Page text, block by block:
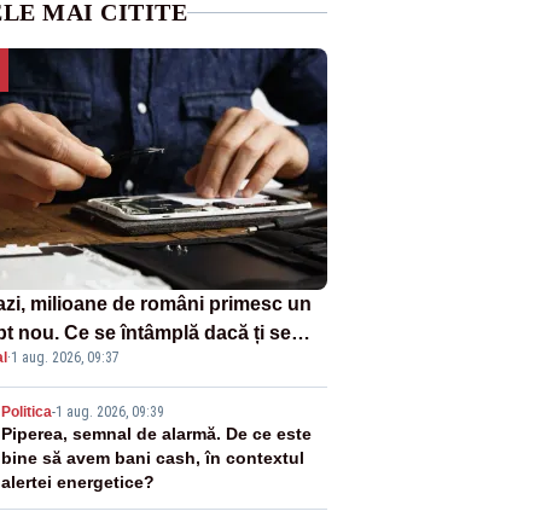
MAI CITITE
milioane de români primesc un
nou. Ce se întâmplă dacă ți se
un produs
·1 aug. 2026, 09:37
Politica-1 aug. 2026, 09:39
Piperea, semnal de alarmă. De ce este
bine să avem bani cash, în contextul
alertei energetice?